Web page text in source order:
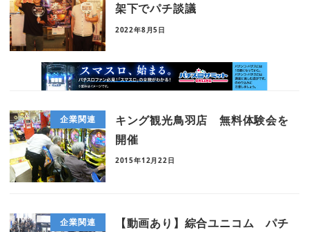
架下でパチ談議
2022年8月5日
企業関連
キング観光鳥羽店 無料体験会を
開催
2015年12月22日
企業関連
【動画あり】綜合ユニコム パチ